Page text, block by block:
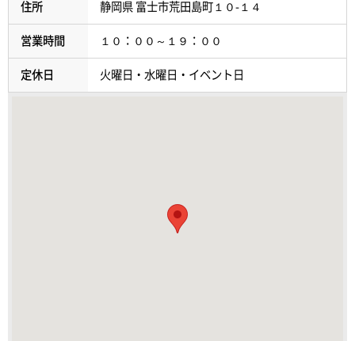
住所 静岡県 富士市荒田島町１０-１４
営業時間 １０：００～１９：００
定休日 火曜日・水曜日・イベント日